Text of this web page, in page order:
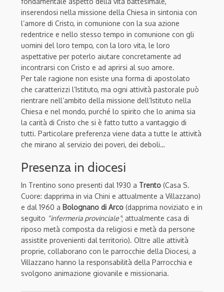
inserendosi nella missione della Chiesa in sintonia con
l’amore di Cristo, in comunione con la sua azione
redentrice e nello stesso tempo in comunione con gli
uomini del loro tempo, con la loro vita, le loro
aspettative per poterlo aiutare concretamente ad
incontrarsi con Cristo e ad aprirsi al suo amore.
Per tale ragione non esiste una forma di apostolato
che caratterizzi l’Istituto, ma ogni attività pastorale può
rientrare nell’ambito della missione dell’Istituto nella
Chiesa e nel mondo, purché lo spirito che lo anima sia
la carità di Cristo che si è fatto tutto a vantaggio di
tutti. Particolare preferenza viene data a tutte le attività
che mirano al servizio dei poveri, dei deboli…
Presenza in diocesi
In Trentino sono presenti dal 1930 a Trento (Casa S.
Cuore: dapprima in via Chini e attualmente a Villazzano)
e dal 1960 a Bolognano di Arco (dapprima noviziato e in
seguito “infermeria provinciale”; attualmente casa di
riposo metà composta da religiosi e metà da persone
assistite provenienti dal territorio). Oltre alle attività
proprie, collaborano con le parrocchie della Diocesi, a
Villazzano hanno la responsabilità della Parrocchia e
svolgono animazione giovanile e missionaria.